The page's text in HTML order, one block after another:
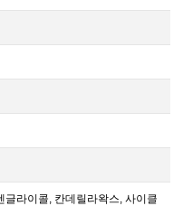
라이콜, 칸데릴라왁스, 사이클